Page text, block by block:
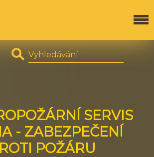
SERVIS
- ZABEZPEČENÍ
POŽÁRU